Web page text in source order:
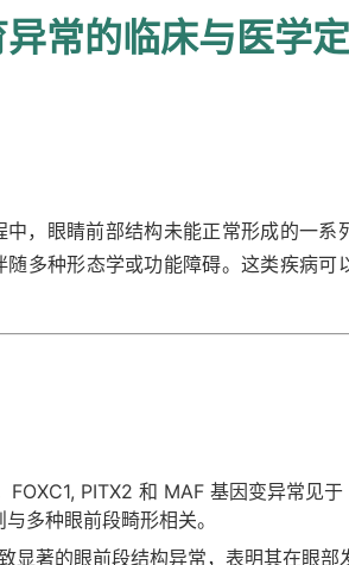
常的临床与医学定
，眼睛前部结构未能正常形成的一系
多种形态学或功能障碍。这类疾病可
PITX2 和 MAF 基因变异常见于
多种眼前段畸形相关。
显著的眼前段结构异常，表明其在眼部